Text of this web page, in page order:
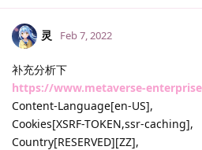
灵 Feb 7, 2022
补充分析下
https://www.metaverse-
Content-Language[en-US],
Cookies[XSRF-TOKEN,ssr-caching],
Country[RESERVED][ZZ],